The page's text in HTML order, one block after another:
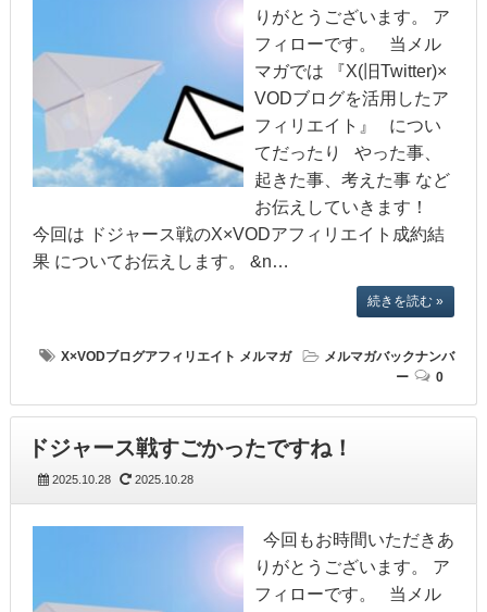
りがとうございます。 ア
フィローです。 当メル
マガでは 『X(旧Twitter)×
VODブログを活用したア
フィリエイト』 につい
てだったり やった事、
起きた事、考えた事 など
お伝えしていきます！
今回は ドジャース戦のX×VODアフィリエイト成約結
果 についてお伝えします。 &n…
続きを読む »
X×VODブログアフィリエイト メルマガ
メルマガバックナンバ
ー
0
ドジャース戦すごかったですね！
2025.10.28 2025.10.28
今回もお時間いただきあ
りがとうございます。 ア
フィローです。 当メル